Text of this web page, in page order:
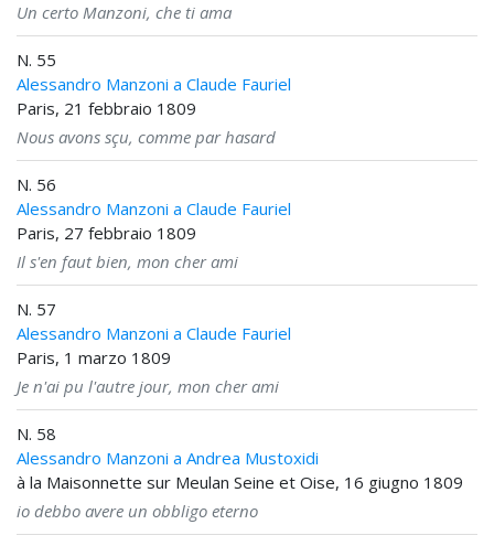
Un certo Manzoni, che ti ama
N. 55
Alessandro Manzoni a Claude Fauriel
Paris, 21 febbraio 1809
Nous avons sçu, comme par hasard
N. 56
Alessandro Manzoni a Claude Fauriel
Paris, 27 febbraio 1809
Il s'en faut bien, mon cher ami
N. 57
Alessandro Manzoni a Claude Fauriel
Paris, 1 marzo 1809
Je n'ai pu l'autre jour, mon cher ami
N. 58
Alessandro Manzoni a Andrea Mustoxidi
à la Maisonnette sur Meulan Seine et Oise, 16 giugno 1809
io debbo avere un obbligo eterno